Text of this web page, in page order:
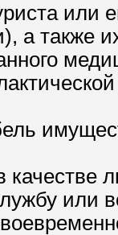
или
а также
качестве
или